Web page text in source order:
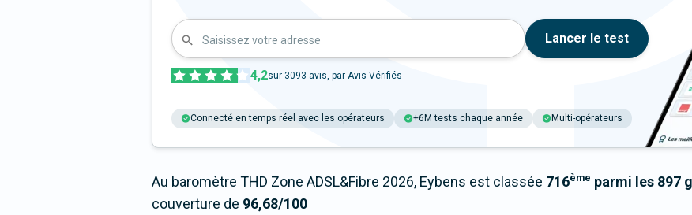
Saisissez votre adresse Lancer le test
4,2sur 3093 avis, par Avis Vérifiés
Connecté en temps réel avec les opérateurs +6M tests chaque année Multi-opérateurs
Au baromètre THD Zone ADSL&Fibre 2026, Eybens est classée 716ème parmi les 897
couverture de 96,68/100